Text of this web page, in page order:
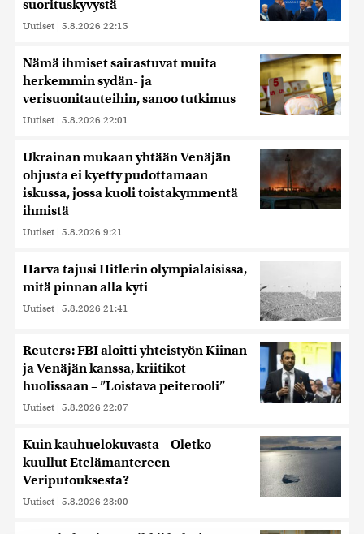
suorituskyvystä
Uutiset | 5.8.2026 22:15
Nämä ihmiset sairastuvat muita
herkemmin sydän- ja
verisuonitauteihin, sanoo tutkimus
Uutiset | 5.8.2026 22:01
Ukrainan mukaan yhtään Venäjän
ohjusta ei kyetty pudottamaan
iskussa, jossa kuoli toistakymmentä
ihmistä
Uutiset | 5.8.2026 9:21
Harva tajusi Hitlerin olympialaisissa,
mitä pinnan alla kyti
Uutiset | 5.8.2026 21:41
Reuters: FBI aloitti yhteistyön Kiinan
ja Venäjän kanssa, kriitikot
huolissaan – ”Loistava peiterooli”
Uutiset | 5.8.2026 22:07
Kuin kauhuelokuvasta – Oletko
kuullut Etelämantereen
Veriputouksesta?
Uutiset | 5.8.2026 23:00